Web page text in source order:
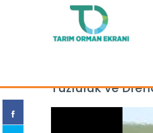
Tuzluluk ve